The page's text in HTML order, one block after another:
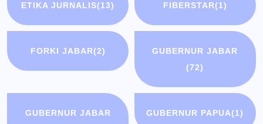
ETIKA JURNALIS(13) FIBERSTAR(1)
FORKI JABAR(2)
GUBERNUR JABAR
(72)
GUBERNUR JABAR
GUBERNUR PAPUA(1)